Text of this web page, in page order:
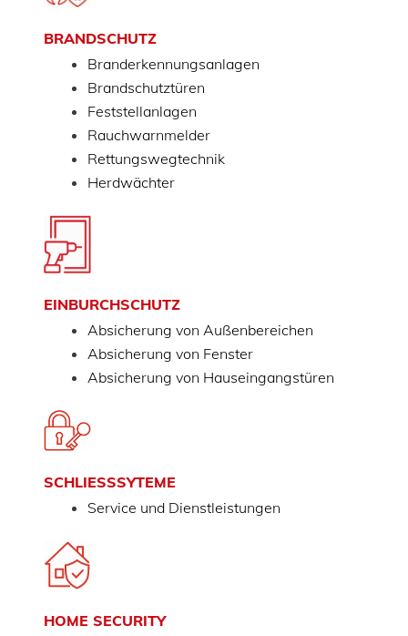
BRANDSCHUTZ
Branderkennungsanlagen
Brandschutztüren
Feststellanlagen
Rauchwarnmelder
Rettungswegtechnik
Herdwächter
EINBURCHSCHUTZ
Absicherung von Außenbereichen
Absicherung von Fenster
Absicherung von Hauseingangstüren
SCHLIESSSYTEME
Service und Dienstleistungen
HOME SECURITY